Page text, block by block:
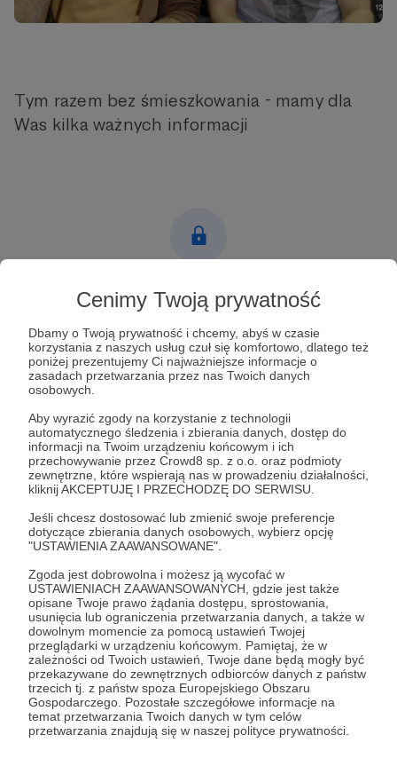
Cenimy Twoją prywatność
Dbamy o Twoją prywatność i chcemy, abyś w czasie
korzystania z naszych usług czuł się komfortowo, dlatego też
poniżej prezentujemy Ci najważniejsze informacje o
zasadach przetwarzania przez nas Twoich danych
osobowych.
Aby wyrazić zgody na korzystanie z technologii
automatycznego śledzenia i zbierania danych, dostęp do
informacji na Twoim urządzeniu końcowym i ich
przechowywanie przez Crowd8 sp. z o.o. oraz podmioty
zewnętrzne, które wspierają nas w prowadzeniu działalności,
kliknij AKCEPTUJĘ I PRZECHODZĘ DO SERWISU.
Jeśli chcesz dostosować lub zmienić swoje preferencje
dotyczące zbierania danych osobowych, wybierz opcję
"USTAWIENIA ZAAWANSOWANE".
Zgoda jest dobrowolna i możesz ją wycofać w
USTAWIENIACH ZAAWANSOWANYCH, gdzie jest także
opisane Twoje prawo żądania dostępu, sprostowania,
usunięcia lub ograniczenia przetwarzania danych, a także w
dowolnym momencie za pomocą ustawień Twojej
przeglądarki w urządzeniu końcowym. Pamiętaj, że w
zależności od Twoich ustawień, Twoje dane będą mogły być
przekazywane do zewnętrznych odbiorców danych z państw
trzecich tj. z państw spoza Europejskiego Obszaru
Gospodarczego. Pozostałe szczegółowe informacje na
temat przetwarzania Twoich danych w tym celów
przetwarzania znajdują się w naszej polityce prywatności.
Tym razem bez śmieszkowania - mamy dla
Was kilka ważnych informacji
Post dostępny tylko dla Patronów
Zostań Patronem
Zaloguj się
Udostępnij
Grupa Filmowa Darwin
Zobacz profil autora
Zobacz również